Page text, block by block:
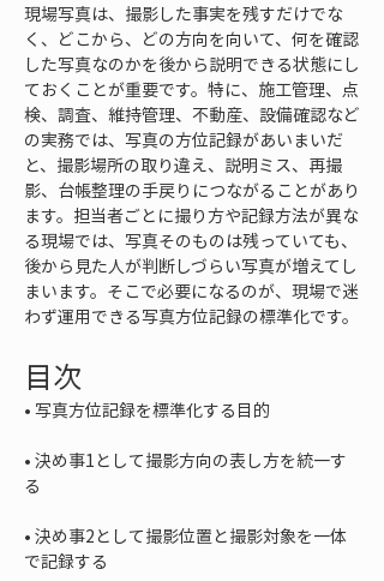
現場写真は、撮影した事実を残すだけでな
く、どこから、どの方向を向いて、何を確認
した写真なのかを後から説明できる状態にし
ておくことが重要です。特に、施工管理、点
検、調査、維持管理、不動産、設備確認など
の実務では、写真の方位記録があいまいだ
と、撮影場所の取り違え、説明ミス、再撮
影、台帳整理の手戻りにつながることがあり
ます。担当者ごとに撮り方や記録方法が異な
る現場では、写真そのものは残っていても、
後から見た人が判断しづらい写真が増えてし
まいます。そこで必要になるのが、現場で迷
わず運用できる写真方位記録の標準化です。
目次
•
• 決め事1として撮影方向の表し方を統一す
• 決め事2として撮影位置と撮影対象を一体